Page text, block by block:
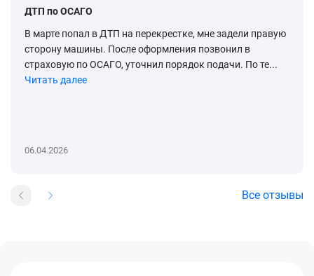
ДТП по ОСАГО
В марте попал в ДТП на перекрестке, мне задели правую
сторону машины. После оформления позвонил в
страховую по ОСАГО, уточнил порядок подачи. По те...
Читать далее
06.04.2026
Все отзывы